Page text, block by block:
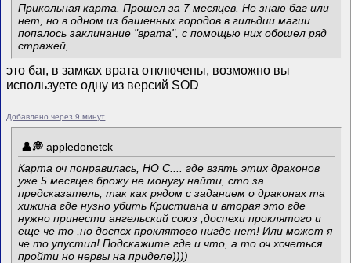
Прикольная карта. Прошел за 7 месяцев. Не знаю баг или
нет, но в одном из башенных городов в гильдии магии
попалось заклинание "врата", с помощью них обошел ряд
стражей, .
это баг, в замках врата отключены, возможно вы
используете одну из версий SOD
Добавлено через 9 минут
appledonetck
Карта оч понравилась, НО С.... где взять этих драконов
уже 5 месяцев брожу не монугу найти, сто за
предсказатель, так как рядом с заданием о драконах та
хижина где нузно убить Кристиана и вторая это где
нужно принести ангельский союз ,доспехи проклятого и
еще че то ,но доспех проклятого нигде нет! Или может я
че то упустил! Подскажите где и что, а то оч хочеться
пройти но нервы на приделе))))